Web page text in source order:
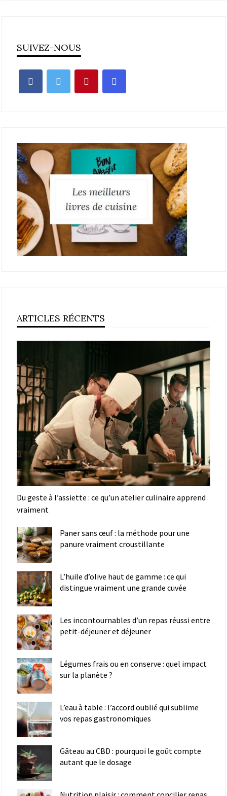
SUIVEZ-NOUS
ARTICLES RÉCENTS
Du geste à l’assiette : ce qu’un atelier culinaire apprend
vraiment
Paner sans œuf : la méthode pour une
panure vraiment croustillante
L’huile d’olive haut de gamme : ce qui
distingue vraiment une grande cuvée
Les incontournables d’un repas réussi entre
petit-déjeuner et déjeuner
Légumes frais ou en conserve : quel impact
sur la planète ?
L’eau à table : l’accord oublié qui sublime
vos repas gastronomiques
Gâteau au CBD : pourquoi le goût compte
autant que le dosage